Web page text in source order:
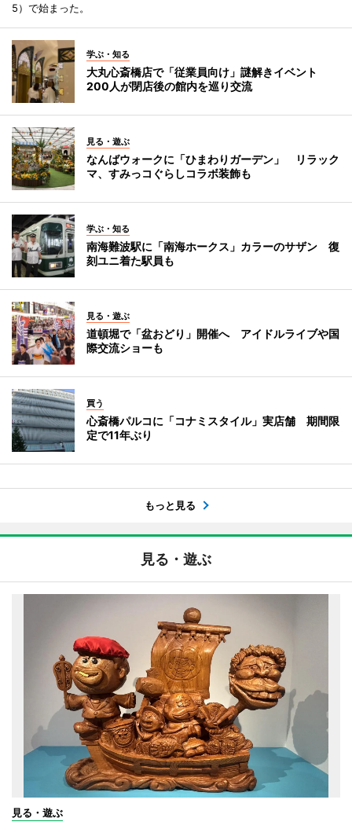
5）で始まった。
学ぶ・知る
大丸心斎橋店で「従業員向け」謎解きイベント
200人が閉店後の館内を巡り交流
見る・遊ぶ
なんばウォークに「ひまわりガーデン」 リラック
マ、すみっコぐらしコラボ装飾も
学ぶ・知る
南海難波駅に「南海ホークス」カラーのサザン 復
刻ユニ着た駅員も
見る・遊ぶ
道頓堀で「盆おどり」開催へ アイドルライブや国
際交流ショーも
買う
心斎橋パルコに「コナミスタイル」実店舗 期間限
定で11年ぶり
もっと見る
見る・遊ぶ
見る・遊ぶ